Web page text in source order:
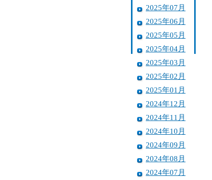
2025年07月
2025年06月
2025年05月
2025年04月
2025年03月
2025年02月
2025年01月
2024年12月
2024年11月
2024年10月
2024年09月
2024年08月
2024年07月